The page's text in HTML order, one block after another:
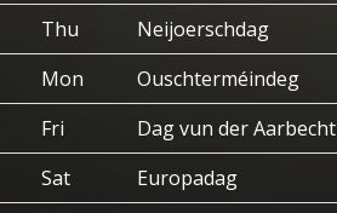
Thu
Neijoerschdag
Mon
Ouschterméindeg
Fri
Dag vun der Aarbecht
Sat
Europadag